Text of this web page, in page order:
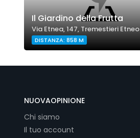
Il Giardino della Frutta
Via Etnea, 147, Tremestieri Etneo
DISTANZA: 858 M
NUOVAOPINIONE
Chi siamo
Il tuo account